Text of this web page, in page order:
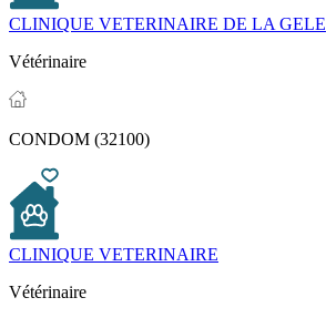
CLINIQUE VETERINAIRE DE LA GELE
Vétérinaire
CONDOM (32100)
CLINIQUE VETERINAIRE
Vétérinaire